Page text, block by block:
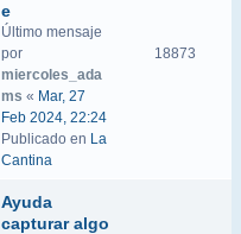
e
Último mensaje
por
miercoles_ada
ms « Mar, 27
Feb 2024, 22:24
Publicado en La
Cantina
18873
Ayuda
capturar algo